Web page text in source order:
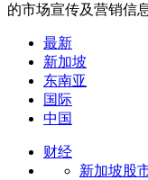
的市场宣传及营销信息
最新
新加坡
东南亚
国际
中国
财经
新加坡股